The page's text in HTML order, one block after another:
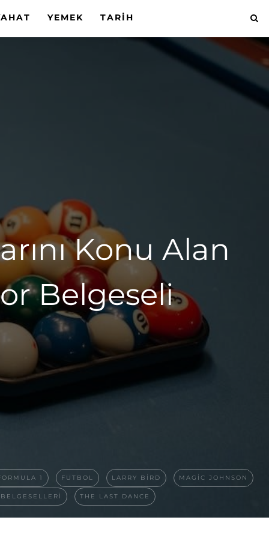
YEMEK TARIH
Konu Alan
Belgeseli
1 FUTBOL LARRY BIRD MAGIC JOHNSON
THE LAST DANCE